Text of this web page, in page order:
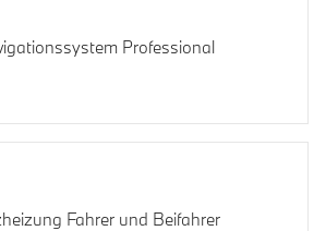
Professional
Fahrer und Beifahrer